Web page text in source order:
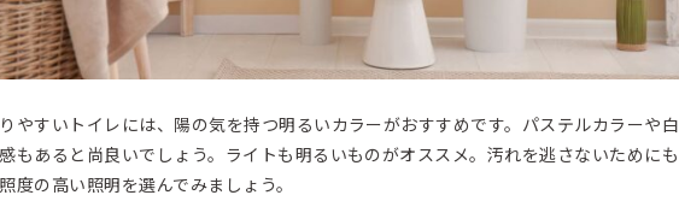
やすいトイレには、陽の気を持つ明るいカラーがおすすめです。パステルカラーや白
もあると尚良いでしょう。ライトも明るいものがオススメ。汚れを逃さないためにも
度の高い照明を選んでみましょう。